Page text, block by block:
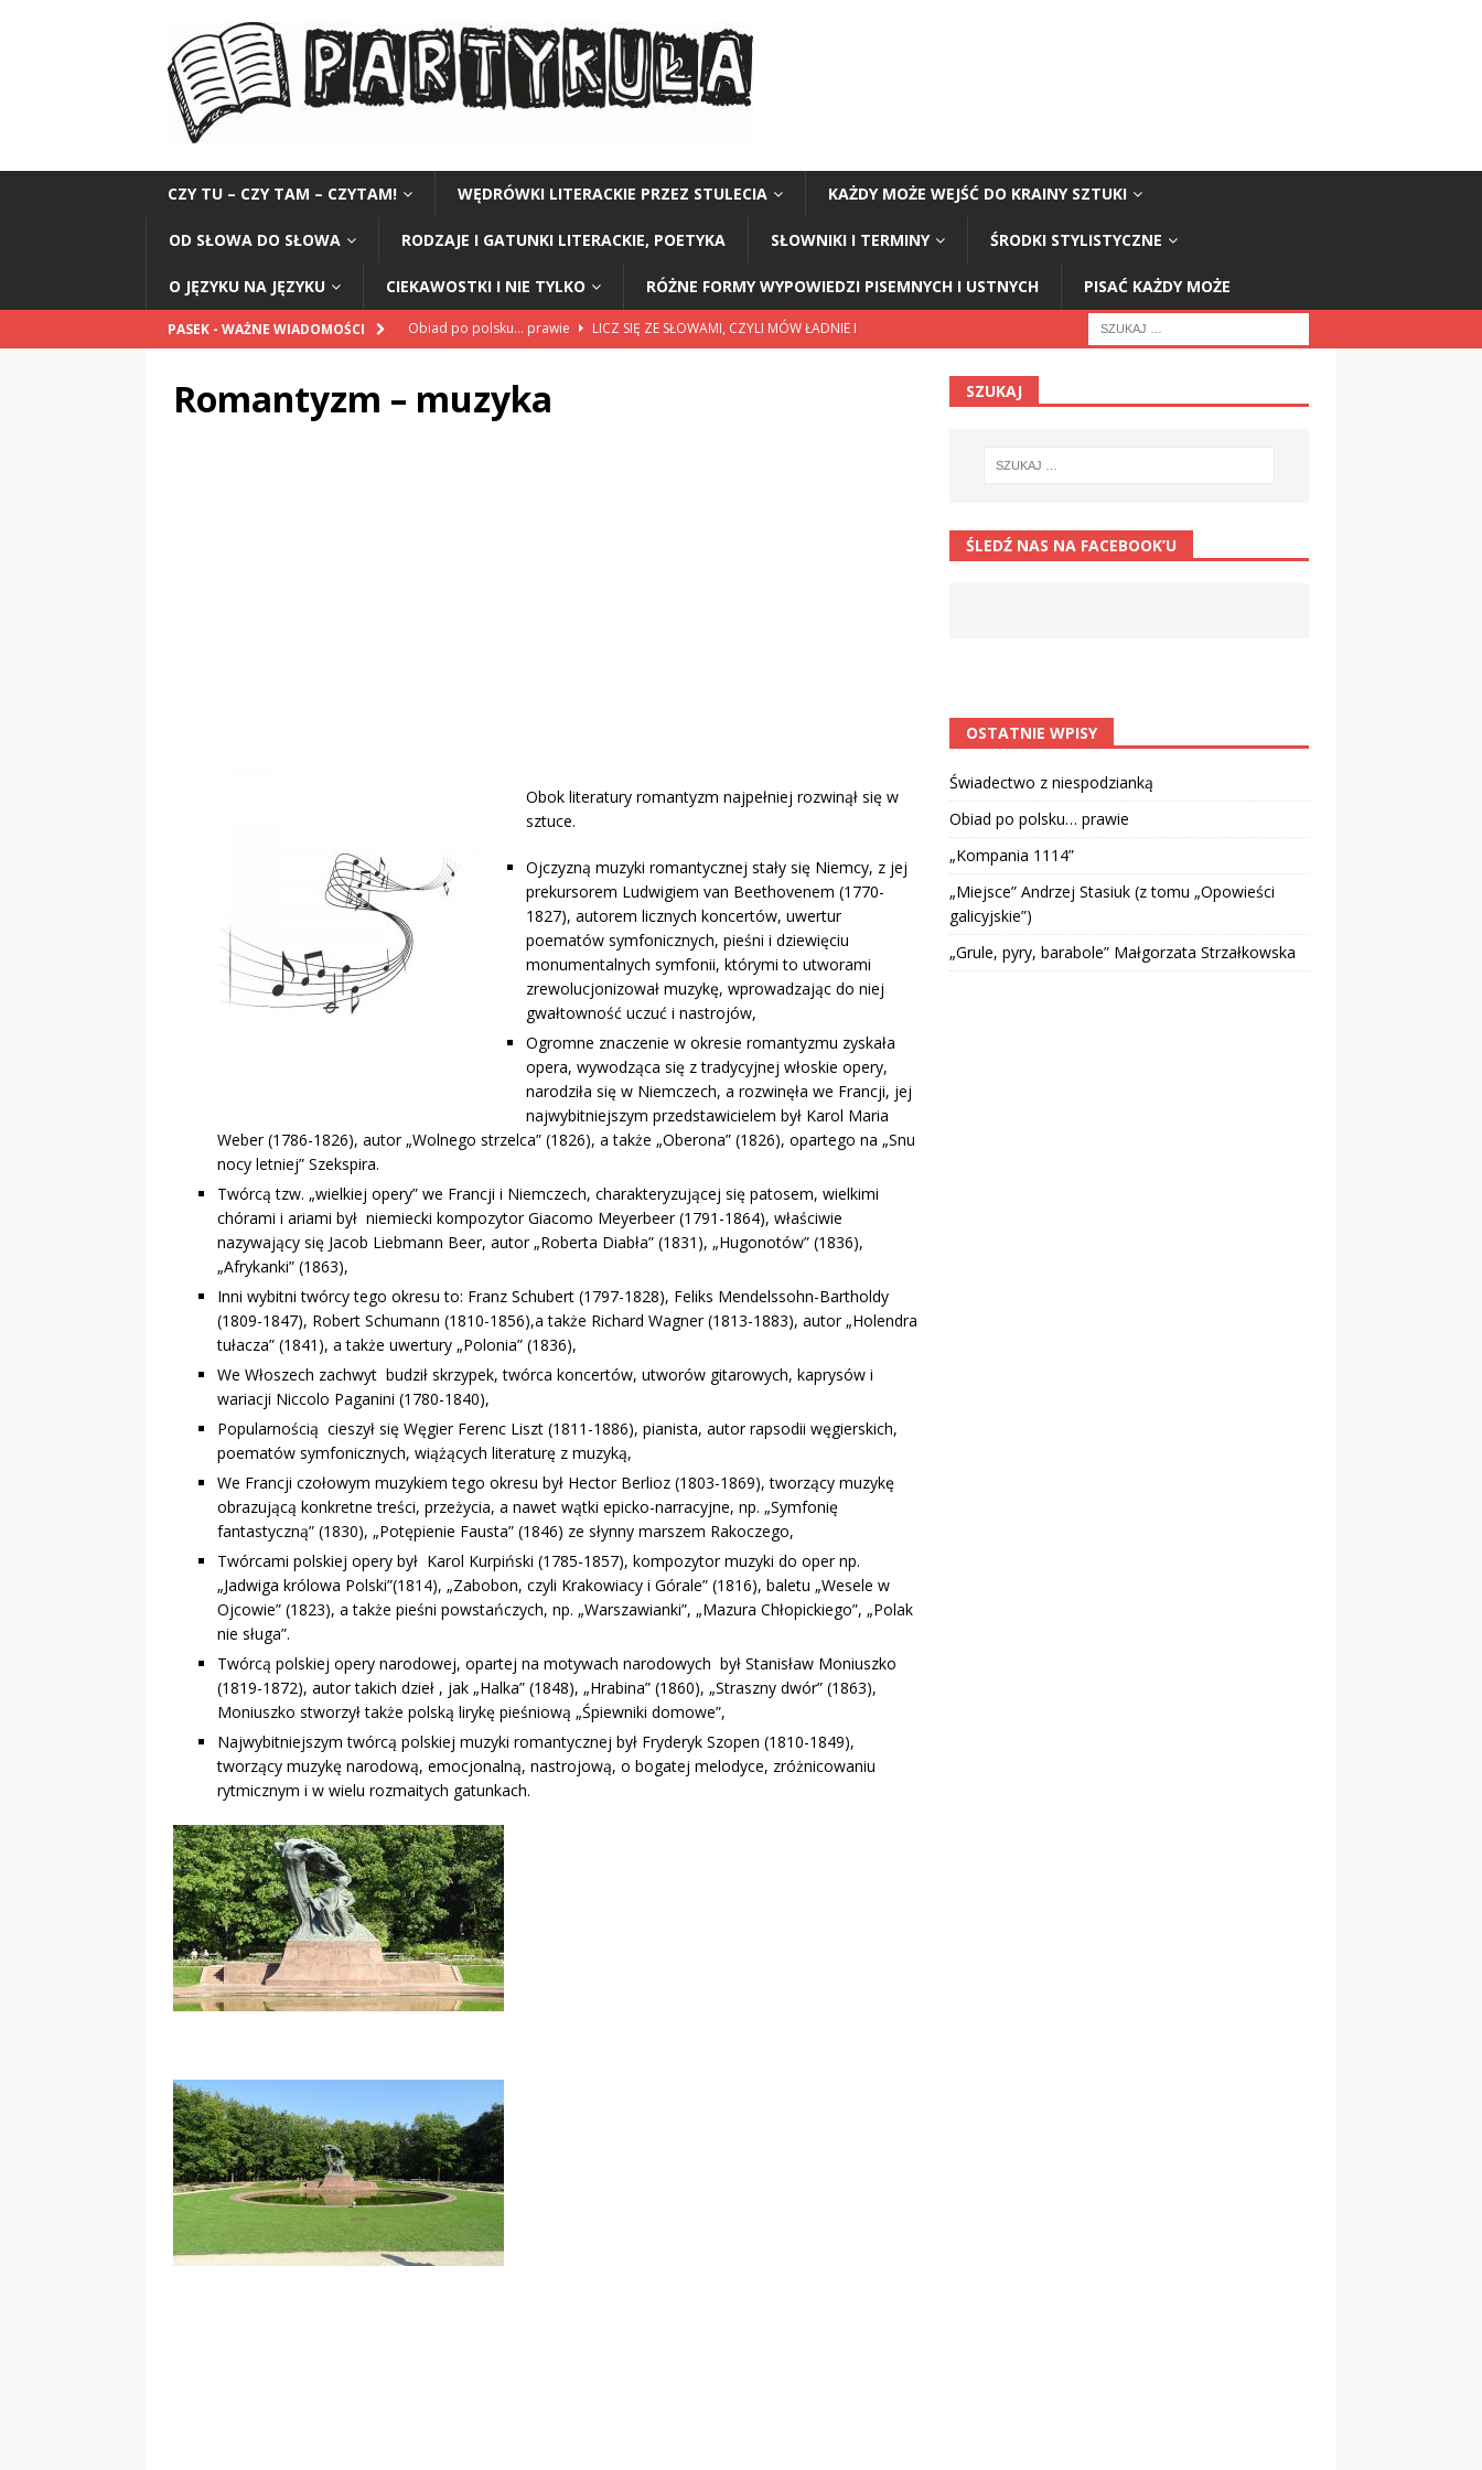
CZY TU – CZY TAM – CZYTAM! WĘDRÓWKI LITERACKIE PRZEZ STULECIA KAŻDY MOŻE WEJŚĆ DO KRAINY SZTUKI
OD SŁOWA DO SŁOWA RODZAJE I GATUNKI LITERACKIE, POETYKA SŁOWNIKI I TERMINY ŚRODKI STYLISTYCZNE
O JĘZYKU NA JĘZYKU CIEKAWOSTKI I NIE TYLKO RÓŻNE FORMY WYPOWIEDZI PISEMNYCH I USTNYCH PISAĆ KAŻDY MOŻE
PASEK - WAŻNE WIADOMOŚCI Obiad po polsku… prawie
LICZ SIĘ ZE SŁOWAMI, CZYLI MÓW ŁADNIE I
„Kompania 1114”
CZY TU - CZY TAM - CZYTAM!
Romantyzm – muzyka
Obok literatury romantyzm najpełniej rozwinął się w
sztuce.
Ojczyzną muzyki romantycznej stały się Niemcy, z jej
prekursorem Ludwigiem van Beethovenem (1770-
1827), autorem licznych koncertów, uwertur
poematów symfonicznych, pieśni i dziewięciu
monumentalnych symfonii, którymi to utworami
zrewolucjonizował muzykę, wprowadzając do niej
gwałtowność uczuć i nastrojów,
Ogromne znaczenie w okresie romantyzmu zyskała
opera, wywodząca się z tradycyjnej włoskie opery,
narodziła się w Niemczech, a rozwinęła we Francji, jej
najwybitniejszym przedstawicielem był Karol Maria
Weber (1786-1826), autor „Wolnego strzelca” (1826), a także „Oberona” (1826), opartego na „Snu
nocy letniej” Szekspira.
Twórcą tzw. „wielkiej opery” we Francji i Niemczech, charakteryzującej się patosem, wielkimi
chórami i ariami był niemiecki kompozytor Giacomo Meyerbeer (1791-1864), właściwie
nazywający się Jacob Liebmann Beer, autor „Roberta Diabła” (1831), „Hugonotów” (1836),
„Afrykanki” (1863),
Inni wybitni twórcy tego okresu to: Franz Schubert (1797-1828), Feliks Mendelssohn-Bartholdy
(1809-1847), Robert Schumann (1810-1856),a także Richard Wagner (1813-1883), autor „Holendra
tułacza” (1841), a także uwertury „Polonia” (1836),
We Włoszech zachwyt budził skrzypek, twórca koncertów, utworów gitarowych, kaprysów i
wariacji Niccolo Paganini (1780-1840),
Popularnością cieszył się Węgier Ferenc Liszt (1811-1886), pianista, autor rapsodii węgierskich,
poematów symfonicznych, wiążących literaturę z muzyką,
We Francji czołowym muzykiem tego okresu był Hector Berlioz (1803-1869), tworzący muzykę
obrazującą konkretne treści, przeżycia, a nawet wątki epicko-narracyjne, np. „Symfonię
fantastyczną” (1830), „Potępienie Fausta” (1846) ze słynny marszem Rakoczego,
Twórcami polskiej opery był Karol Kurpiński (1785-1857), kompozytor muzyki do oper np.
„Jadwiga królowa Polski”(1814), „Zabobon, czyli Krakowiacy i Górale” (1816), baletu „Wesele w
Ojcowie” (1823), a także pieśni powstańczych, np. „Warszawianki”, „Mazura Chłopickiego”, „Polak
nie sługa”.
Twórcą polskiej opery narodowej, opartej na motywach narodowych był Stanisław Moniuszko
(1819-1872), autor takich dzieł , jak „Halka” (1848), „Hrabina” (1860), „Straszny dwór” (1863),
Moniuszko stworzył także polską lirykę pieśniową „Śpiewniki domowe”,
Najwybitniejszym twórcą polskiej muzyki romantycznej był Fryderyk Szopen (1810-1849),
tworzący muzykę narodową, emocjonalną, nastrojową, o bogatej melodyce, zróżnicowaniu
rytmicznym i w wielu rozmaitych gatunkach.
SZUKAJ
ŚLEDŹ NAS NA FACEBOOK’U
OSTATNIE WPISY
Świadectwo z niespodzianką
Obiad po polsku… prawie
„Kompania 1114”
„Miejsce” Andrzej Stasiuk (z tomu „Opowieści
galicyjskie”)
„Grule, pyry, barabole” Małgorzata Strzałkowska